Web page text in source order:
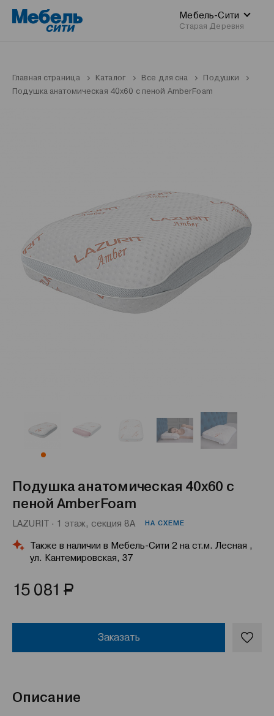
Мебель-Сити
Старая Деревня
Главная страница Каталог Все для сна
Подушки
Подушка анатомическая 40x60 с пеной AmberFoam
Подушка анатомическая 40x60 с
пеной AmberFoam
LAZURIT · 1 этаж, секция 8А НА СХЕМЕ
Также в наличии в Мебель-Сити 2 на ст.м. Лесная ,
ул. Кантемировская, 37
15 081 Р
Заказать
Описание